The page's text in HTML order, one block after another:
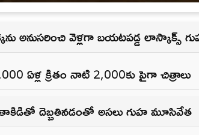
అనుసరించి వెళ్లగా బయటపడ్డ లాస్కాక్స్
ఏళ్ల క్రితం నాటి 2,000కు పైగా చిత్రాలు
దెబ్బతినడంతో అసలు గుహ మూసివేత